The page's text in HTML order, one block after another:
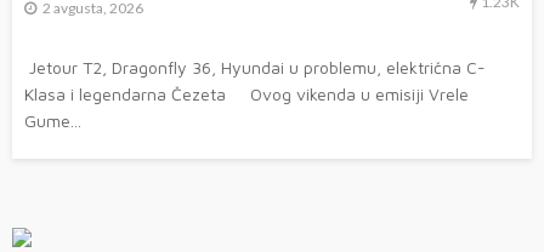
2 avgusta, 2026
Jetour T2, Dragonfly 36, Hyundai u problemu, električna C-
Klasa i legendarna Čezeta Ovog vikenda u emisiji Vrele
Gume...